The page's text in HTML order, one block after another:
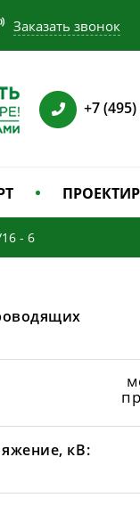
Заказать звонок
+7
- 6
кВ: